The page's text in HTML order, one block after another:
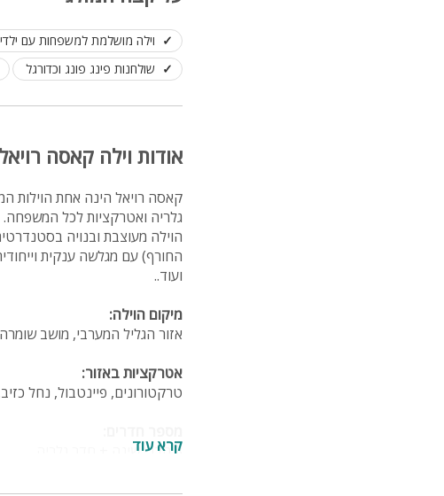
וילה מושלמת למשפחות עם
שולחנות פינג פונג וכדורגל
אודות וילה קאסה רויאל
גלריה ואטרקציות לכל המשפחה.
הוילה מעוצבת ובנויה
החורף) עם מגלשה ענקית
ועוד..
מיקום הוילה:
אזור הגליל המערבי, מושב שומרה, כ- 30 דק' נסיעה
אטרקציות באזור:
טרקטורונים, פיינטבול, נחל
8 חדרי שינה + חדר גלריה
קרא עוד